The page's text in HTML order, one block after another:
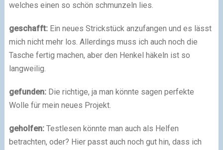
welches einen so schön schmunzeln lies.
geschafft:Ein neues Strickstück anzufangen und es lässt
mich nicht mehr los. Allerdings muss ich auch noch die
Tasche fertig machen, aber den Henkel häkeln ist so
langweilig.
gefunden:Die richtige, ja man könnte sagen perfekte
Wolle für mein neues Projekt.
geholfen:Testlesen könnte man auch als Helfen
betrachten, oder? Hier passt auch noch gut hin, dass ich